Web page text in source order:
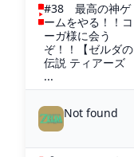
#38 最高の神ゲ
ームをやる！！コ
ーガ様に会う
ぞ！！【ゼルダの
伝説 ティアーズ
...
Not found